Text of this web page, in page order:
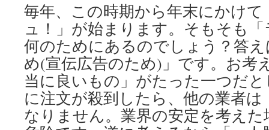
毎年、この時期から年末にかけ
ュ！」が始まります。そもそも
何のためにあるのでしょう？答
め(宣伝広告のため)」です。お考
当に良いもの」がたった一つだ
に注文が殺到したら、他の業者
なりません。業界の安定を考え